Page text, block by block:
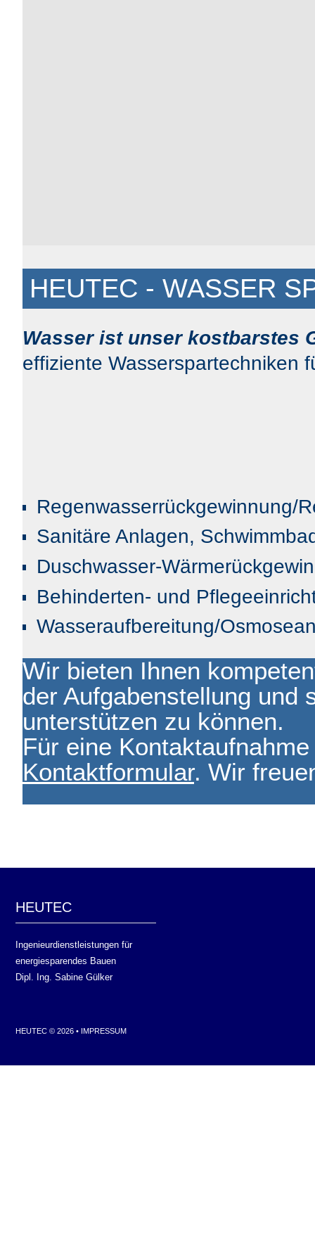
HEUTEC - WASSER
Wasser ist unser kostbarstes
effiziente Wasserspartechniken
Regenwasserrückgewinnung/
Sanitäre Anlagen,
Duschwasser-
Behinderten- und
Wasseraufbereitung/
Wir bieten Ihnen
der Aufgabenstellung und
unterstützen zu können.
Für eine
Kontaktformular. Wir
HEUTEC
Ingenieurdienstleistungen für
energiesparendes Bauen
Dipl. Ing. Sabine Gülker
HEUTEC © 2026 • IMPRESSUM